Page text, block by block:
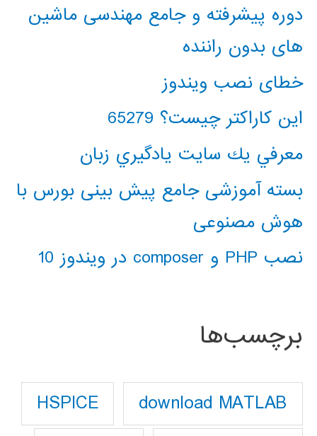
دوره پیشرفته و جامع مهندسی ماشین
های بدون راننده
خطای نصب ویندوز
این کاراکتر چیست؟ 65279
معرفي يك سايت يادگيري زبان
بسته آموزشی جامع پیش بینی بورس با
هوش مصنوعی
نصب PHP و composer در ویندوز 10
برچسب‌ها
download MATLAB
HSPICE